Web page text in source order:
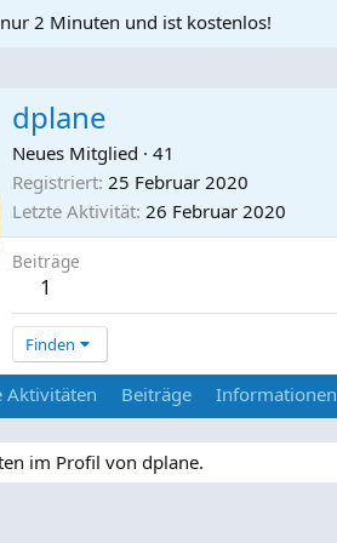
2 Minuten und ist kostenlos!
dplane
Neues Mitglied · 41
Registriert 25 Februar 2020
Letzte Aktivität 26 Februar 2020
Beiträge
1
Finden
Aktivitäten Beiträge Informationen
im Profil von dplane.